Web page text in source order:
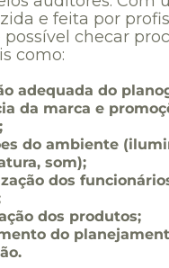
e feita por
checar
como:
adequada do
da marca e
do ambiente
som);
dos
dos produtos;
do